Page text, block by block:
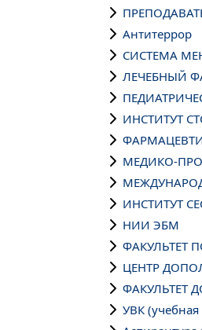
Антитеррор
СИСТЕМА
ЛЕЧЕБНЫЙ
ИНСТИТУТ
МЕДИКО-
ИНСТИТУТ
НИИ ЭБМ
ФАКУЛЬТЕТ
ЦЕНТР
ФАКУЛЬТЕТ
УВК